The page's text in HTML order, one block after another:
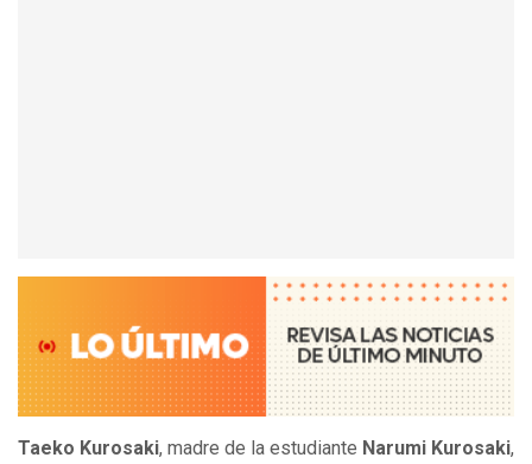
Taeko Kurosaki, madre de la estudiante Narumi Kurosaki,